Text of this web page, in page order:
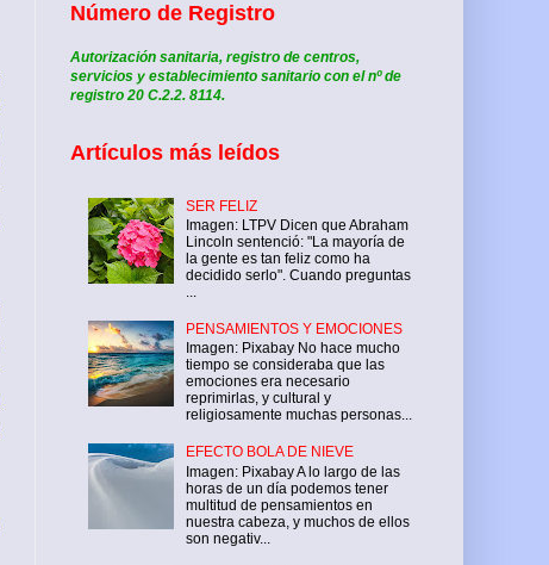
Número de Registro
Autorización sanitaria, registro de centros,
servicios y establecimiento sanitario con el nº de
registro 20 C.2.2. 8114.
Artículos más leídos
SER FELIZ
Imagen: LTPV Dicen que Abraham
Lincoln sentenció: "La mayoría de
la gente es tan feliz como ha
decidido serlo". Cuando preguntas
...
PENSAMIENTOS Y EMOCIONES
Imagen: Pixabay No hace mucho
tiempo se consideraba que las
emociones era necesario
reprimirlas, y cultural y
religiosamente muchas personas...
EFECTO BOLA DE NIEVE
Imagen: Pixabay A lo largo de las
horas de un día podemos tener
multitud de pensamientos en
nuestra cabeza, y muchos de ellos
son negativ...